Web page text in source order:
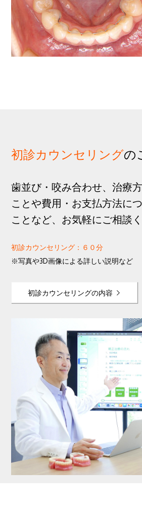
歩
1
分
初診カウンセリングの
歯並び・咬み合わせ、治療
ことや費用・お支払方法に
ことなど、お気軽にご相談く
初診カウンセリング：６０分
※写真や3D画像による詳しい説明など
初診カウンセリングの内容